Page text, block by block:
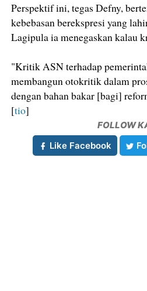
Perspektif ini, tegas Defny,
kebebasan berekspresi yang
Lagipula ia menegaskan kalau
"Kritik ASN terhadap
membangun otokritik dalam
dengan bahan bakar [bagi]
[tio]
FOLLOW
Like Facebook